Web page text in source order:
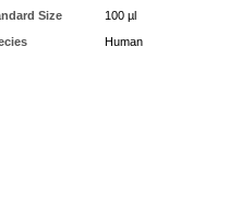
Size
100 µl
Human